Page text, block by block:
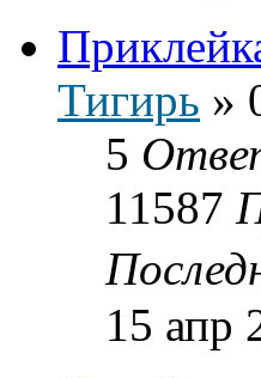
Тигирь »
5
11587
15 апр